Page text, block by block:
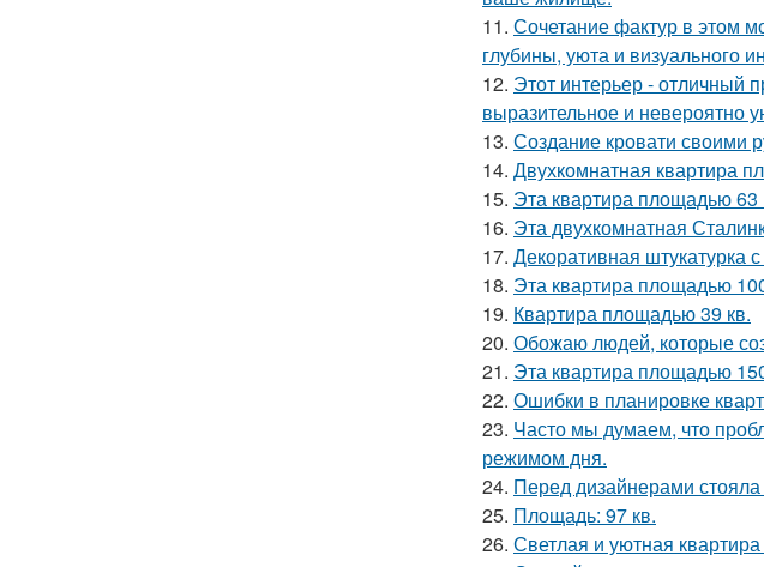
11. Сочетание фактур в этом
глубины, уюта и визуального
12. Этот интерьер - отличный
выразительное и невероятно
13. Создание кровати своими
14. Двухкомнатная квартира
15. Эта квартира площадью 63
16. Эта двухкомнатная
17. Декоративная штукатурка
18. Эта квартира площадью
19. Квартира площадью 39 кв.
20. Обожаю людей, которые
21. Эта квартира площадью
22. Ошибки в планировке
23. Часто мы думаем, что
режимом дня.
24. Перед дизайнерами
25. Площадь: 97 кв.
26. Светлая и уютная